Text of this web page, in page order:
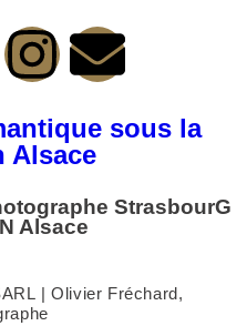
sous la
Alsace
StrasbourG
Alsace
| Olivier Fréchard,